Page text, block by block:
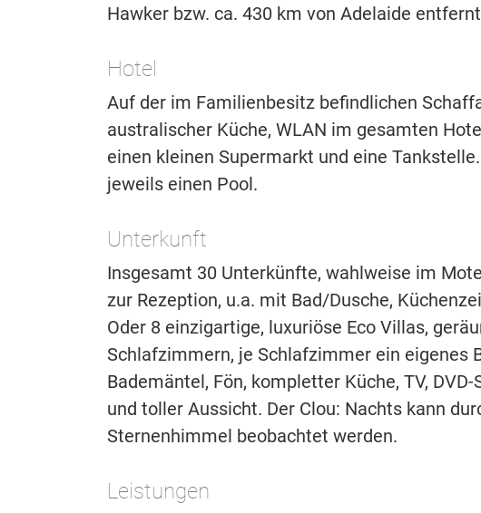
Hawker bzw. ca. 430 km von Adelaide
Hotel
Auf der im Familienbesitz befindlichen
australischer Küche, WLAN im gesamten
einen kleinen Supermarkt und eine
jeweils einen Pool.
Unterkunft
Insgesamt 30 Unterkünfte, wahlweise im
zur Rezeption, u.a. mit Bad/Dusche,
Oder 8 einzigartige, luxuriöse Eco Villas,
Schlafzimmern, je Schlafzimmer ein eigenes
Bademäntel, Fön, kompletter Küche, TV,
und toller Aussicht. Der Clou: Nachts kann
Sternenhimmel beobachtet werden.
Leistungen